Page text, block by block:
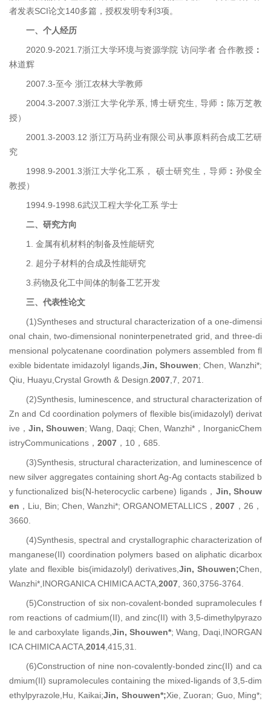
者发表SCI论文140多篇，授权发明专利3项。
一、 个人经历
2020.9-2021.7浙江大学环境与资源学院 访问学者 合作教授 ：
林道辉
2007.3-至今 浙江农林大学教师
2004.3-2007.3浙江大学化学系, 博士研究生, 导师 ： 陈万芝教
授）
2001.3-2003.12 浙江万马药业有限公司从事原料药合成工艺研
究
1998.9-2001.3浙江大学化工系， 硕士研究生，导师 ： 孙俊全
教授）
1994.9-1998.6武汉工程大学化工系 学士
二、 研究方向
1. 金属有机材料的制备及性能研究
2. 超分子材料的合成及性能研究
3.药物及化工中间体的制备工艺开发
三、 代表性论文
(1)Syntheses and structural characterization of a one-dimensi
onal chain, two-dimensional noninterpenetrated grid, and three-di
mensional polycatenane coordination polymers assembled from fl
exible bidentate imidazolyl ligands,Jin, Shouwen; Chen, Wanzhi*;
Qiu, Huayu,Crystal Growth & Design.2007,7, 2071.
(2)Synthesis, luminescence, and structural characterization of
Zn and Cd coordination polymers of flexible bis(imidazolyl) derivat
ive， Jin, Shouwen; Wang, Daqi; Chen, Wanzhi*，InorganicChem
istryCommunications， 2007 ， 10 ，685.
(3)Synthesis, structural characterization, and luminescence of
new silver aggregates containing short Ag-Ag contacts stabilized b
y functionalized bis(N-heterocyclic carbene) ligands， Jin, Shouw
en ，Liu, Bin; Chen, Wanzhi*; ORGANOMETALLICS，2007 ， 26 ，
3660.
(4)Synthesis, spectral and crystallographic characterization of
manganese(II) coordination polymers based on aliphatic dicarbox
ylate and flexible bis(imidazolyl) derivatives,Jin, Shouwen;Chen,
Wanzhi*,INORGANICA CHIMICA ACTA,2007, 360,3756-3764.
(5)Construction of six non-covalent-bonded supramolecules f
rom reactions of cadmium(II), and zinc(II) with 3,5-dimethylpyrazo
le and carboxylate ligands,Jin, Shouwen*; Wang, Daqi,INORGAN
ICA CHIMICA ACTA,2014,415,31.
(6)Construction of nine non-covalently-bonded zinc(II) and ca
dmium(II) supramolecules containing the mixed-ligands of 3,5-dim
ethylpyrazole,Hu, Kaikai;Jin, Shouwen*;Xie, Zuoran; Guo, Ming*;